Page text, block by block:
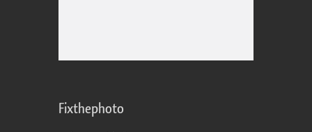
Fixthephoto